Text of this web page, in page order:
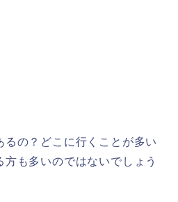
るの？どこに行くことが多い
も多いのではないでしょう